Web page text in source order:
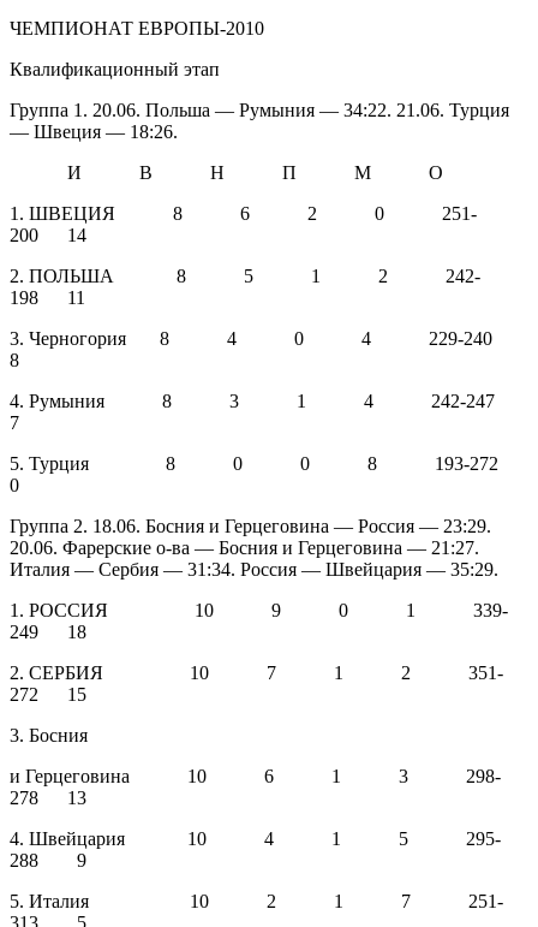
ЧЕМПИОНАТ ЕВРОПЫ-2010
Квалификационный этап
Группа 1. 20.06. Польша — Румыния — 34:22. 21.06. Турция
— Швеция — 18:26.
И В Н П М О
1. ШВЕЦИЯ 8 6 2 0 251-
200 14
2. ПОЛЬША 8 5 1 2 242-
198 11
3. Черногория 8 4 0 4 229-240
8
4. Румыния 8 3 1 4 242-247
7
5. Турция 8 0 0 8 193-272
0
Группа 2. 18.06. Босния и Герцеговина — Россия — 23:29.
20.06. Фарерские о-ва — Босния и Герцеговина — 21:27.
Италия — Сербия — 31:34. Россия — Швейцария — 35:29.
1. РОССИЯ 10 9 0 1 339-
249 18
2. СЕРБИЯ 10 7 1 2 351-
272 15
3. Босния
и Герцеговина 10 6 1 3 298-
278 13
4. Швейцария 10 4 1 5 295-
288 9
5. Италия 10 2 1 7 251-